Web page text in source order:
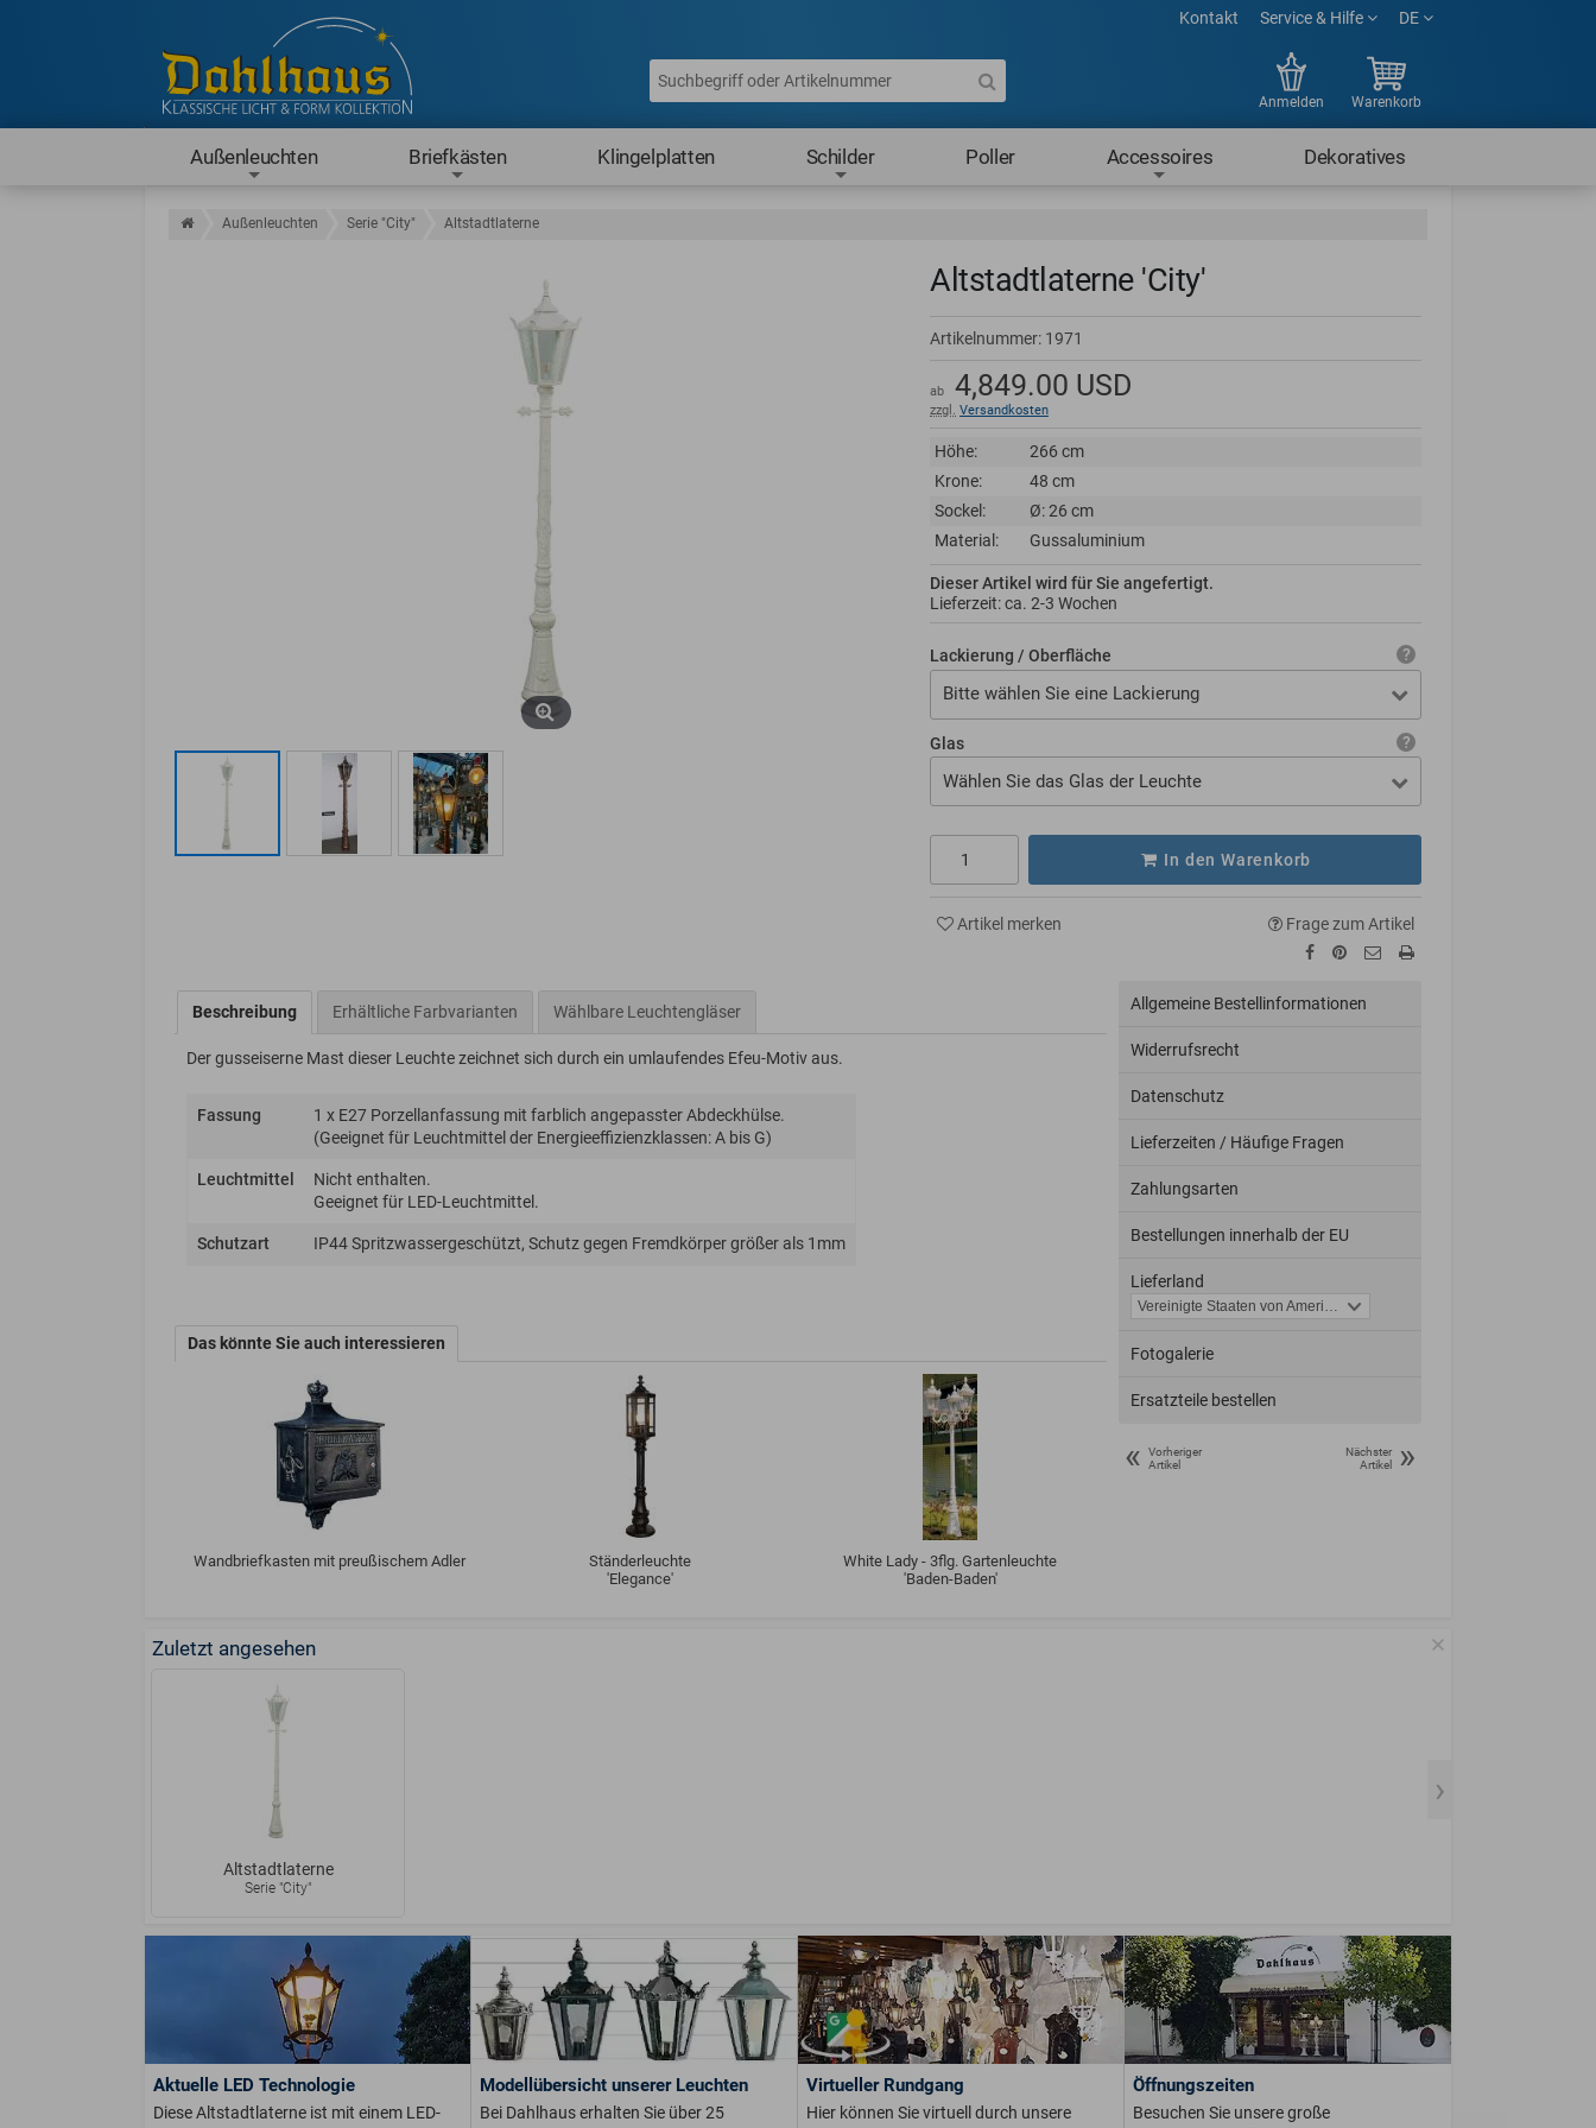
Kontakt Service & Hilfe DE
Anmelden Warenkorb
Außenleuchten Briefkästen Klingelplatten Schilder Poller Accessoires Dekoratives
Außenleuchten Serie "City" Altstadtlaterne
Altstadtlaterne 'City'
Artikelnummer: 1971
ab 4,849.00 USD
zzgl. Versandkosten
Höhe:
266 cm
Krone:
48 cm
Sockel:
Ø: 26 cm
Material:
Gussaluminium
Dieser Artikel wird für Sie angefertigt.
Lieferzeit: ca. 2-3 Wochen
Lackierung / Oberfläche
Bitte wählen Sie eine Lackierung
Glas
Wählen Sie das Glas der Leuchte
In den Warenkorb
Artikel merken Frage zum Artikel
Beschreibung Erhältliche Farbvarianten Wählbare Leuchtengläser
Der gusseiserne Mast dieser Leuchte zeichnet sich durch ein umlaufendes Efeu-Motiv aus.
Fassung
1 x E27 Porzellanfassung mit farblich angepasster Abdeckhülse.
(Geeignet für Leuchtmittel der Energie­effizienz­klassen: A bis G)
Leuchtmittel
Nicht enthalten.
Geeignet für LED-Leuchtmittel.
Schutzart IP44 Spritzwassergeschützt, Schutz gegen Fremdkörper größer als 1mm
Das könnte Sie auch interessieren
Wandbriefkasten mit preußischem Adler
Ständerleuchte
'Elegance'
White Lady - 3flg. Gartenleuchte
'Baden-Baden'
Allgemeine Bestellinformationen
Widerrufsrecht
Datenschutz
Lieferzeiten / Häufige Fragen
Zahlungsarten
Bestellungen innerhalb der EU
Lieferland
Fotogalerie
Ersatzteile bestellen
«
Vorheriger
Artikel
Nächster
Artikel
»
Zuletzt angesehen
Altstadtlaterne
Serie "City"
Aktuelle LED Technologie
Diese Altstadtlaterne ist mit einem LED-
Modellübersicht unserer Leuchten
Bei Dahlhaus erhalten Sie über 25
Virtueller Rundgang
Hier können Sie virtuell durch unsere
Öffnungszeiten
Besuchen Sie unsere große